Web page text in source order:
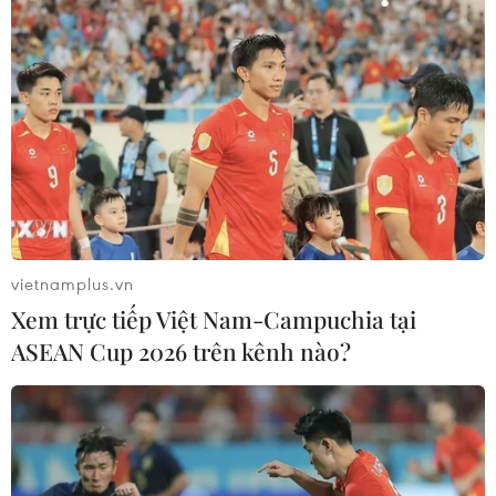
Mỹ phát tín hiệu ủng hộ ổn định
đồng won của Hàn Quốc
05/08/2026 23:26
Nhật Bản: Nội các thông qua chính
sách giảm thuế tiêu thụ thực phẩm
xuống 1%
05/08/2026 15:30
hóa Đối tác Chiến lược Toàn diện
Tăng cường
05/08/2026 13:30
vietnamplus.vn
Xem trực tiếp Việt Nam-Campuchia tại
ASEAN Cup 2026 trên kênh nào?